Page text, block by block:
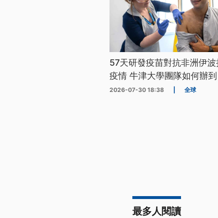
57天研發疫苗對抗非洲伊
疫情 牛津大學團隊如何辦
2026-07-30 18:38 全球
最多人閱讀